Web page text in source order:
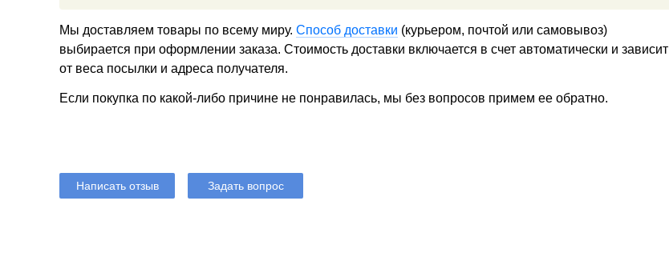
Мы доставляем товары по всему миру. Способ доставки (курьером, почтой или самовывоз)
выбирается при оформлении заказа. Стоимость доставки включается в счет автоматически и зависит
от веса посылки и адреса получателя.
Если покупка по какой-либо причине не понравилась, мы без вопросов примем ее обратно.
Написать отзыв Задать вопрос